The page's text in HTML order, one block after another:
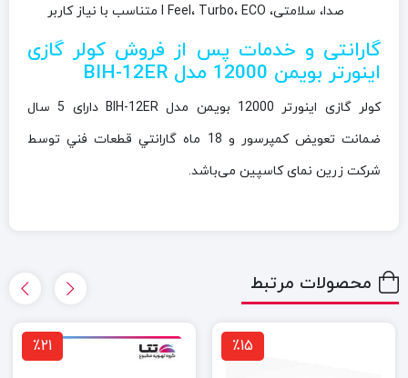
صدا، سلامتی، I Feel، Turbo، ECO متناسب با نیاز کاربر
گارانتی و خدمات پس از فروش کولر گازی
اینورتر بویمن 12000 مدل BIH-12ER
کولر گازی اینورتر 12000 بویمن مدل BIH-12ER دارای 5 سال
ضمانت تعويض كمپرسور و 18 ماه گارانتي قطعات فني توسط
شرکت زرین نمای کاسپین می‌باشد.
محصولات مرتبط
٪15 ٪21